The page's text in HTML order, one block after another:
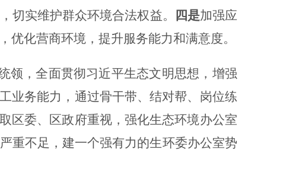
切实维护群众环境合法权益。 四是加强应
优化营商环境，提升服务能力和满意度。
领，全面贯彻习近平生态文明思想，增强
业务能力，通过骨干带、结对帮、岗位练
区委、区政府重视，强化生态环境办公室
重不足，建一个强有力的生环委办公室势